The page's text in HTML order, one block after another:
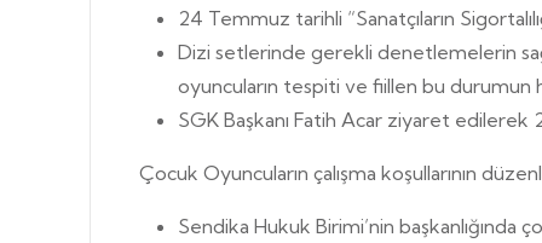
24 Temmuz tarihli “Sanatçıların
Dizi setlerinde gerekli denetlemelerin
oyuncuların tespiti ve fiillen bu
SGK Başkanı Fatih Acar ziyaret edilerek
Çocuk Oyuncuların çalışma koşullarının
Sendika Hukuk Birimi’nin başkanlığında